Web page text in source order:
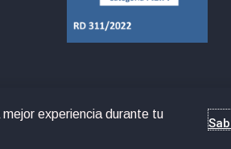
experiencia durante tu